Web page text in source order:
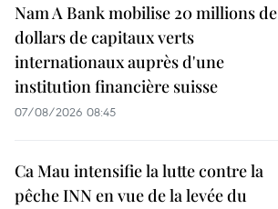
Nam A Bank mobilise 20 millions de
dollars de capitaux verts
internationaux auprès d'une
institution financière suisse
07/08/2026 08:45
Ca Mau intensifie la lutte contre la
pêche INN en vue de la levée du